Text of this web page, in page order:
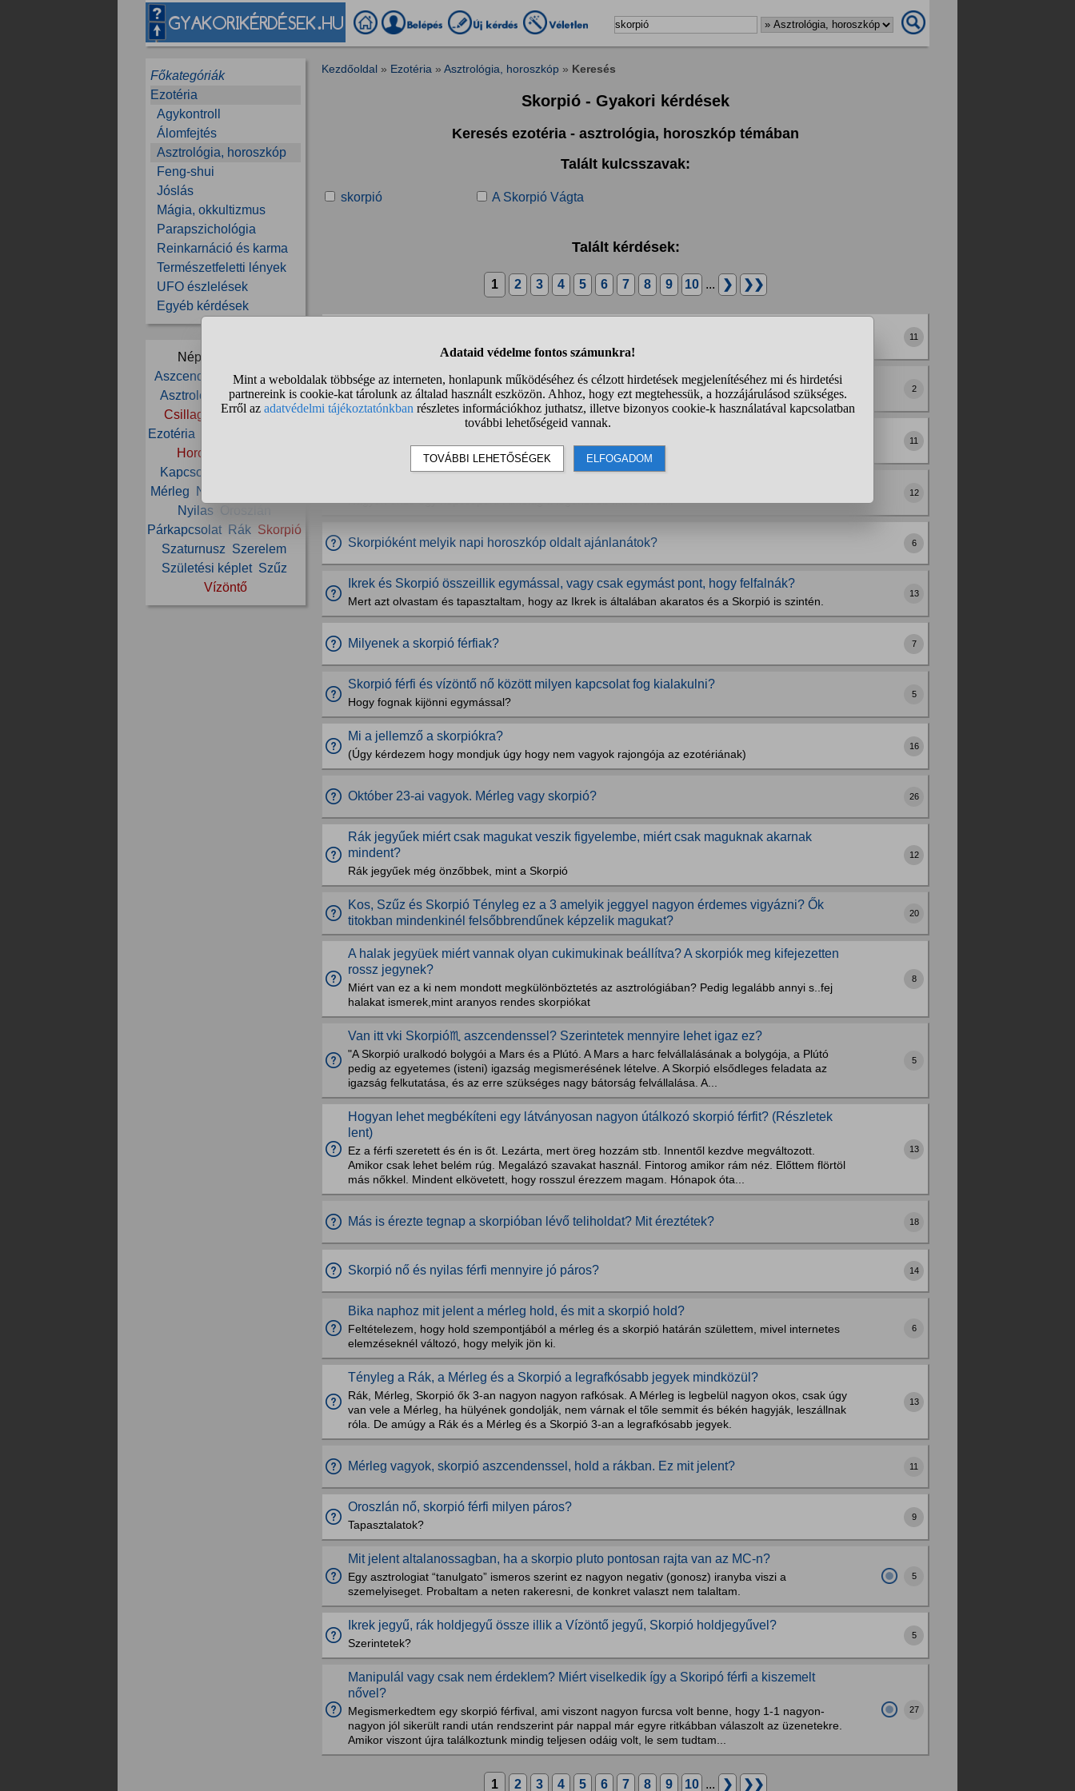
Főkategóriák
Ezotéria
Agykontroll
Álomfejtés
Asztrológia, horoszkóp
Feng-shui
Jóslás
Mágia, okkultizmus
Parapszichológia
Reinkarnáció és karma
Természetfeletti lények
UFO észlelések
Egyéb kérdések
Népszerű témák:
Aszcendens
Asztrológia
Asztrológus
Bak Bika
Csillagjegy Elemzés
Ezotéria
Horoszkóp
Kapcsolat
Mérleg
Nap
Nyilas Oroszlán
Párkapcsolat
Rák Skorpió
Szaturnusz Szerelem
Születési képlet Szűz
Vízöntő
Kezdőoldal » Ezotéria » Asztrológia, horoszkóp » Keresés
Skorpió - Gyakori kérdések
Keresés ezotéria - asztrológia, horoszkóp témában
Talált kulcsszavak:
skorpió A Skorpió Vágta
Talált kérdések:
1 2 3 4 5 6 7 8 9 10 ... ❯ ❯❯
Folyamatos szerelmi csalódások mire azt hiszem megtalálom az igazit ott hagy
11
Skorpió férfi nyilas nő kapcsolatában mi várható? Érdemes belevágni?
Azt hallottam, hogy a két jegy nem illik össze. Érdemes belevágni párkapcsolatba?
2
Van a skorpió férfinek jó tulajdonsága?
És ha igen, miért nem?
11
Nagyon önző egy népcsoport. Állítólag a legönzőbb MIND közül!
12
Skorpióként melyik napi horoszkóp oldalt ajánlanátok? 6
Ikrek és Skorpió összeillik egymással, vagy csak egymást pont, hogy felfalnák?
Mert azt olvastam és tapasztaltam, hogy az Ikrek is általában akaratos és a Skorpió is szintén.
13
Milyenek a skorpió férfiak? 7
Skorpió férfi és vízöntő nő között milyen kapcsolat fog kialakulni?
Hogy fognak kijönni egymással?
5
Mi a jellemző a skorpiókra?
(Úgy kérdezem hogy mondjuk úgy hogy nem vagyok rajongója az ezotériának)
16
Október 23-ai vagyok. Mérleg vagy skorpió? 26
Rák jegyűek miért csak magukat veszik figyelembe, miért csak maguknak akarnak
mindent?
Rák jegyűek még önzőbbek, mint a Skorpió
12
Kos, Szűz és Skorpió Tényleg ez a 3 amelyik jeggyel nagyon érdemes vigyázni? Ők
titokban mindenkinél felsőbbrendűnek képzelik magukat?
20
A halak jegyüek miért vannak olyan cukimukinak beállítva? A skorpiók meg kifejezetten
rossz jegynek?
Miért van ez a ki nem mondott megkülönböztetés az asztrológiában? Pedig legalább annyi s..fej
halakat ismerek,mint aranyos rendes skorpiókat
8
Van itt vki Skorpió♏ aszcendenssel? Szerintetek mennyire lehet igaz ez?
"A Skorpió uralkodó bolygói a Mars és a Plútó. A Mars a harc felvállalásának a bolygója, a Plútó
pedig az egyetemes (isteni) igazság megismerésének lételve. A Skorpió elsődleges feladata az
igazság felkutatása, és az erre szükséges nagy bátorság felvállalása. A...
5
Hogyan lehet megbékíteni egy látványosan nagyon útálkozó skorpió férfit? (Részletek
lent)
Ez a férfi szeretett és én is őt. Lezárta, mert öreg hozzám stb. Innentől kezdve megváltozott.
Amikor csak lehet belém rúg. Megalázó szavakat használ. Fintorog amikor rám néz. Előttem flörtöl
más nőkkel. Mindent elkövetett, hogy rosszul érezzem magam. Hónapok óta...
13
Más is érezte tegnap a skorpióban lévő teliholdat? Mit éreztétek? 18
Skorpió nő és nyilas férfi mennyire jó páros? 14
Bika naphoz mit jelent a mérleg hold, és mit a skorpió hold?
Feltételezem, hogy hold szempontjából a mérleg és a skorpió határán születtem, mivel internetes
elemzéseknél változó, hogy melyik jön ki.
6
Tényleg a Rák, a Mérleg és a Skorpió a legrafkósabb jegyek mindközül?
Rák, Mérleg, Skorpió ők 3-an nagyon nagyon rafkósak. A Mérleg is legbelül nagyon okos, csak úgy
van vele a Mérleg, ha hülyének gondolják, nem várnak el tőle semmit és békén hagyják, leszállnak
róla. De amúgy a Rák és a Mérleg és a Skorpió 3-an a legrafkósabb jegyek.
13
Mérleg vagyok, skorpió aszcendenssel, hold a rákban. Ez mit jelent? 11
Oroszlán nő, skorpió férfi milyen páros?
Tapasztalatok?
9
Mit jelent altalanossagban, ha a skorpio pluto pontosan rajta van az MC-n?
Egy asztrologiat “tanulgato” ismeros szerint ez nagyon negativ (gonosz) iranyba viszi a
szemelyiseget. Probaltam a neten rakeresni, de konkret valaszt nem talaltam.
5
Ikrek jegyű, rák holdjegyű össze illik a Vízöntő jegyű, Skorpió holdjegyűvel?
Szerintetek?
5
Manipulál vagy csak nem érdeklem? Miért viselkedik így a Skoripó férfi a kiszemelt
nővel?
Megismerkedtem egy skorpió férfival, ami viszont nagyon furcsa volt benne, hogy 1-1 nagyon-
nagyon jól sikerült randi után rendszerint pár nappal már egyre ritkábban válaszolt az üzenetekre.
Amikor viszont újra találkoztunk mindig teljesen odáig volt, le sem tudtam...
27
1 2 3 4 5 6 7 8 9 10 ... ❯ ❯❯